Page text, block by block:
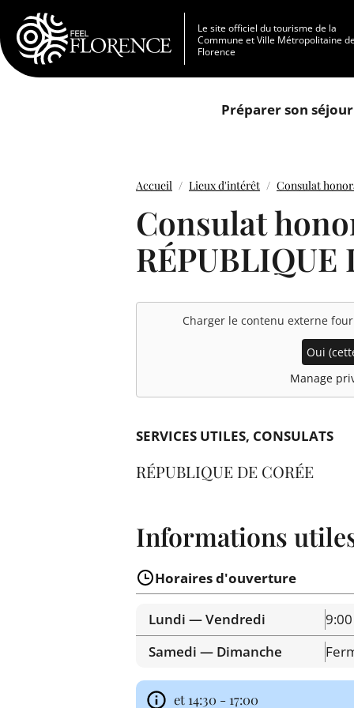
Aller au contenu principal
Le site officiel du tourisme de la
Commune et Ville Métropolitaine
Florence
Préparer son séjour
Accueil Lieux d'intérêt Consulat
Consulat
RÉPUBLIQUE
Charger le contenu externe
Oui
Manage
SERVICES UTILES CONSULATS
RÉPUBLIQUE DE CORÉE
Informations
Horaires d'ouverture
Lundi — Vendredi
Samedi — Dimanche
et 14:30 - 17:00